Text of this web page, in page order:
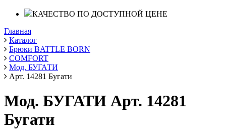
КАЧЕСТВО ПО ДОСТУПНОЙ ЦЕНЕ
Главная
Каталог
Брюки BATTLE BORN
COMFORT
Мод. БУГАТИ
Арт. 14281 Бугати
Мод. БУГАТИ Арт. 14281
Бугати